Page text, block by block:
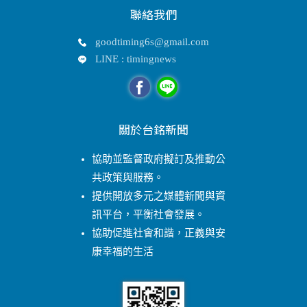
聯絡我們
goodtiming6s@gmail.com
LINE : timingnews
關於台銘新聞
協助並監督政府擬訂及推動公
共政策與服務。
提供開放多元之媒體新聞與資
訊平台，平衡社會發展。
協助促進社會和諧，正義與安
康幸福的生活